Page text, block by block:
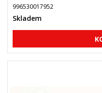
996530017952
Skladem